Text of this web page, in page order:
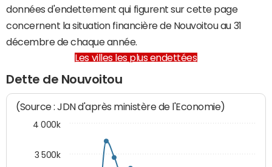
données d'endettement qui figurent sur cette page
concernent la situation financière de Nouvoitou au 31
décembre de chaque année.
Les villes les plus endettées
Dette de Nouvoitou
(Source : JDN d'après ministère de l'Economie)
3 500k
4 000k